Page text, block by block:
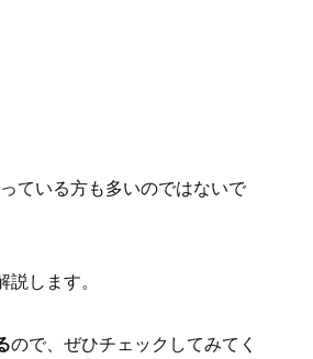
ている方も多いのではないで
説します。
ので、ぜひチェックしてみてく